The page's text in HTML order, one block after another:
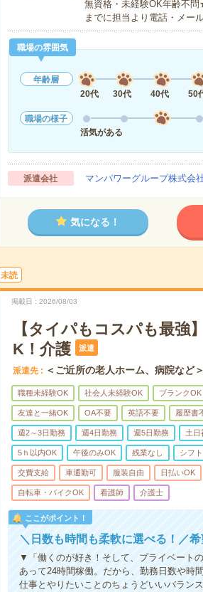
無資格・未経験OK年齢不
までに担当より電話・メー
職場の雰囲気
年齢層
20代
30代 40代 50
職場の様子
活気がある
派遣会社 マンパワーグループ株式
気になる！
未読
掲載日 2026/08/03
【タイパもコスパも最強
K！介護
派遣
派遣先 ＜ご近所の老人ホーム、病院など＞
職種未経験OK 社会人未経験OK ブランクOK
友達と一緒OK OA不要 英語不要 履歴書
週2～3日勤務 週4日勤務 週5日勤務 土日
5ｈ以内OK 午後のみOK 残業なし シフト
交費支給 車通勤可 服装自由 日払いOK
自転車・バイクOK 看護師 介護士
ここがポイント！
＼日数も時間も柔軟に選べる！／
▼「働くのが好き！そして、プライベート
あって24時間稼働。だから、勤務日数や時
仕事とやりたいことのちょうどいいバラン